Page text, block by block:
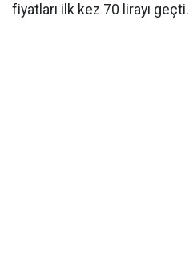
fiyatları ilk kez 70 lirayı geçti.